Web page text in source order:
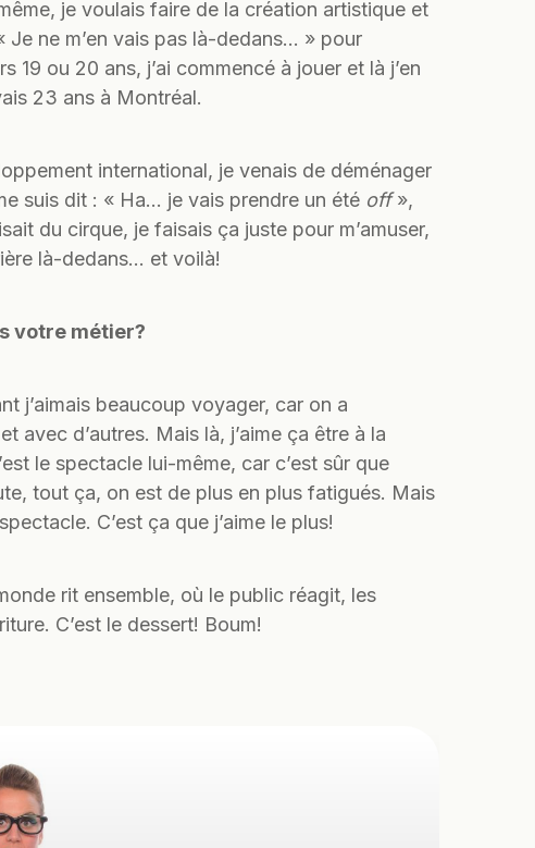
je voulais faire de la création artistique et
ne m’en vais pas là-dedans… » pour
19 ou 20 ans, j’ai commencé à jouer et là j’en
23 ans à Montréal.
international, je venais de déménager
suis dit : « Ha… je vais prendre un été off»,
du cirque, je faisais ça juste pour m’amuser,
là-dedans… et voilà!
votre métier?
j’aimais beaucoup voyager, car on a
d’autres. Mais là, j’aime ça être à la
le spectacle lui-même, car c’est sûr que
tout ça, on est de plus en plus fatigués. Mais
C’est ça que j’aime le plus!
rit ensemble, où le public réagit, les
C’est le dessert! Boum!